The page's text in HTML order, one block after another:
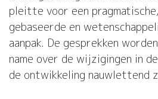
pleitte voor een
gebaseerde en
aanpak. De gesprekken
name over de wijzigingen in
de ontwikkeling nauwlettend